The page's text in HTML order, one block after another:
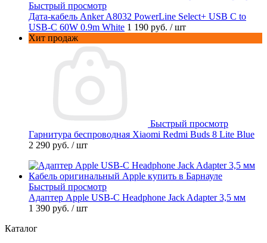
Быстрый просмотр
Дата-кабель Anker A8032 PowerLine Select+ USB C to
USB-C 60W 0.9m White 1 190 руб. / шт
Хит продаж
Быстрый просмотр
Гарнитура беспроводная Xiaomi Redmi Buds 8 Lite Blue
2 290 руб. / шт
Быстрый просмотр
Адаптер Apple USB-C Headphone Jack Adapter 3,5 мм
1 390 руб. / шт
Каталог